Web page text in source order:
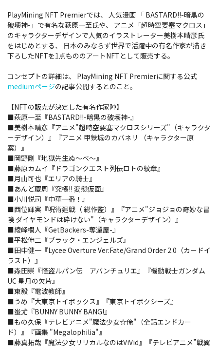
PlayMining NFT Premierでは、 人気漫画 「 BASTARD!!-暗黒の
破壊神-」で有名な萩原一至氏や、 アニメ「超時空要塞マクロス」
のキャラクターデザインで人気のイラストレーター美樹本晴彦氏
をはじめとする、 日本のみならず世界で活躍中の有名作家が描き
下ろしたNFTを1点もののアートNFTとして販売する。
コンセプトの詳細は、 PlayMining NFT Premierに関する公式
mediumページの記事公開するとのこと。
【NFTの販売が決定した有名作家陣】
■萩原一至『BASTARD!!-暗黒の破壊神-』
■美樹本晴彦『アニメ"超時空要塞マクロスシリーズ"（キャラクタ
ーデザイン）』『アニメ 甲鉄城のカバネリ （キャラクター原
案）』
■岡野剛『地獄先生ぬ～べ～』
■藤原カムイ『ドラゴンクエスト列伝ロトの紋章』
■月山可也『エリアの騎士』
■あんど慶周『究極!! 変態仮面』
■小川悦司『中華一番！』
■西位輝実『呪術廻戦（ 総作監）』『アニメ"ジョジョの奇妙な冒
険 ダイヤモンドは砕けない"（キャラクターデザイン）』
■綾峰欄人『GetBackers-奪還屋-』
■平松伸二『ブラック・エンジェルズ』
■田中健一『Lycee Overture Ver.Fate/Grand Order 2.0（カードイ
ラスト）』
■森田崇『怪盗ルパン伝 アバンチュリエ』『機動戦士ガンダム
UC 星月の欠片』
■東毅『電波教師』
■うめ『大東京トイボックス』『東京トイボクシーズ』
■蚩尤『BUNNY BUNNY BANG!』
■もの久保『テレビアニメ"魔法少女☆俺"（全話エンドカー
ド）』『画集 "Megalophilia"』
■藤真拓哉『魔法少女リリカルなのはViVid』『テレビアニメ”戦翼